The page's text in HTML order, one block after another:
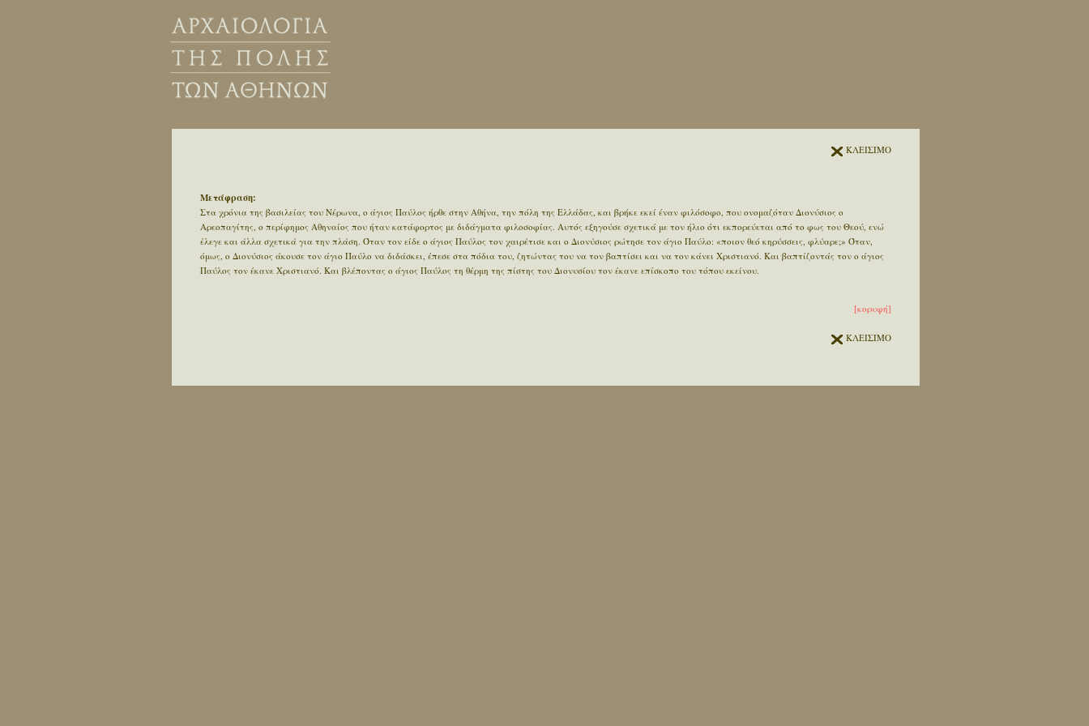
ΚΛΕΙΣΙΜΟ
Μετάφραση:
Στα χρόνια της βασιλείας του Νέρωνα, ο άγιος Παύλος ήρθε στην Αθήνα, την πόλη της Ελλάδας, και βρήκε εκεί έναν φιλόσοφο, που ονομαζόταν Διονύσιος ο
Αρεοπαγίτης, ο περίφημος Αθηναίος που ήταν κατάφορτος με διδάγματα φιλοσοφίας. Αυτός εξηγούσε σχετικά με τον ήλιο ότι εκπορεύεται από το φως του Θεού, ενώ
έλεγε και άλλα σχετικά για την πλάση. Όταν τον είδε ο άγιος Παύλος τον χαιρέτισε και ο Διονύσιος ρώτησε τον άγιο Παύλο: «ποιον θεό κηρύσσεις, φλύαρε;» Όταν,
όμως, ο Διονύσιος άκουσε τον άγιο Παύλο να διδάσκει, έπεσε στα πόδια του, ζητώντας του να τον βαπτίσει και να τον κάνει Χριστιανό. Και βαπτίζοντάς τον ο άγιος
Παύλος τον έκανε Χριστιανό. Και βλέποντας ο άγιος Παύλος τη θέρμη της πίστης του Διονυσίου τον έκανε επίσκοπο του τόπου εκείνου.
[κορυφή]
ΚΛΕΙΣΙΜΟ